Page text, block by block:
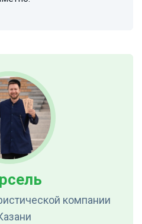
компании